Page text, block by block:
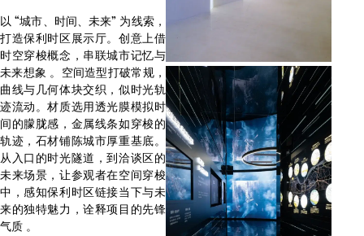
以 “城市、时间、未来” 为线索，
打造保利时区展示厅。创意上借
时空穿梭概念，串联城市记忆与
未来想象 。空间造型打破常规，
曲线与几何体块交织，似时光轨
迹流动。材质选用透光膜模拟时
间的朦胧感，金属线条如穿梭的
轨迹，石材铺陈城市厚重基底。
从入口的时光隧道，到洽谈区的
未来场景，让参观者在空间穿梭
中，感知保利时区链接当下与未
来的独特魅力，诠释项目的先锋
气质 。